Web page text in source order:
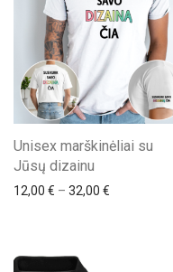
Unisex marškinėliai su
Jūsų dizainu
12,00 € – 32,00 € Price